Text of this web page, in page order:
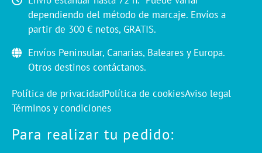
dependiendo del método de marcaje. Envíos a
partir de 300 € netos, GRATIS.
Envíos Peninsular, Canarias, Baleares y Europa.
Otros destinos contáctanos.
Política de privacidadPolítica de cookiesAviso legal
Términos y condiciones
Para realizar tu pedido: